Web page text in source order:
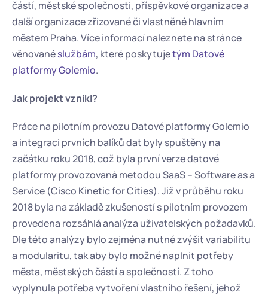
částí, městské společnosti, příspěvkové organizace a
další organizace zřizované či vlastněné hlavním
městem Praha. Více informací naleznete na stránce
věnované službám, které poskytuje tým Datové
platformy Golemio.
Jak projekt vznikl?
Práce na pilotním provozu Datové platformy Golemio
a integraci prvních balíků dat byly spuštěny na
začátku roku 2018, což byla první verze datové
platformy provozovaná metodou SaaS – Software as a
Service (Cisco Kinetic for Cities). Již v průběhu roku
2018 byla na základě zkušeností s pilotním provozem
provedena rozsáhlá analýza uživatelských požadavků.
Dle této analýzy bylo zejména nutné zvýšit variabilitu
a modularitu, tak aby bylo možné naplnit potřeby
města, městských částí a společností. Z toho
vyplynula potřeba vytvoření vlastního řešení, jehož